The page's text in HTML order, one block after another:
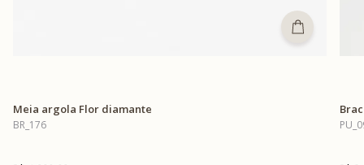
Meia argola Flor diamante
BR_176